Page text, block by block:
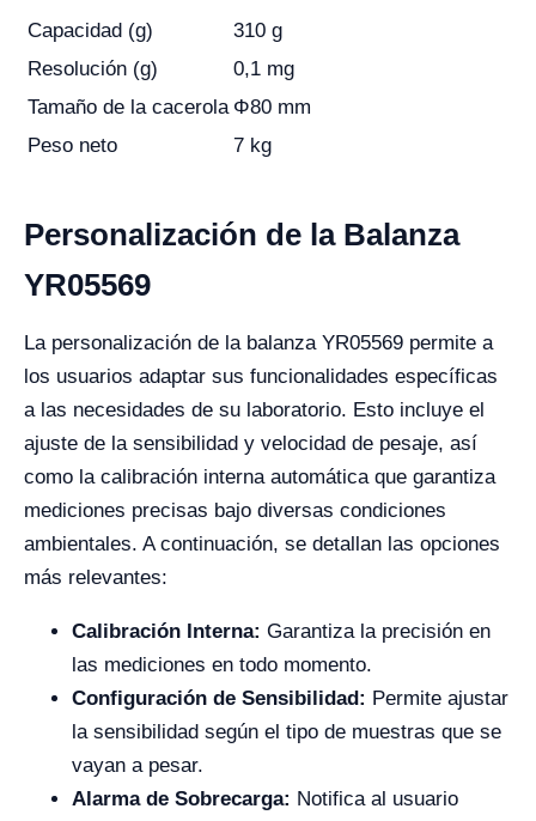
Capacidad (g)
310 g
Resolución (g)
0,1 mg
Tamaño de la cacerola Φ80 mm
Peso neto
7 kg
Personalización de la Balanza
YR05569
La personalización de la balanza YR05569 permite a
los usuarios adaptar sus funcionalidades específicas
a las necesidades de su laboratorio. Esto incluye el
ajuste de la sensibilidad y velocidad de pesaje, así
como la calibración interna automática que garantiza
mediciones precisas bajo diversas condiciones
ambientales. A continuación, se detallan las opciones
más relevantes:
Calibración Interna: Garantiza la precisión en
las mediciones en todo momento.
Configuración de Sensibilidad: Permite ajustar
la sensibilidad según el tipo de muestras que se
vayan a pesar.
Alarma de Sobrecarga: Notifica al usuario